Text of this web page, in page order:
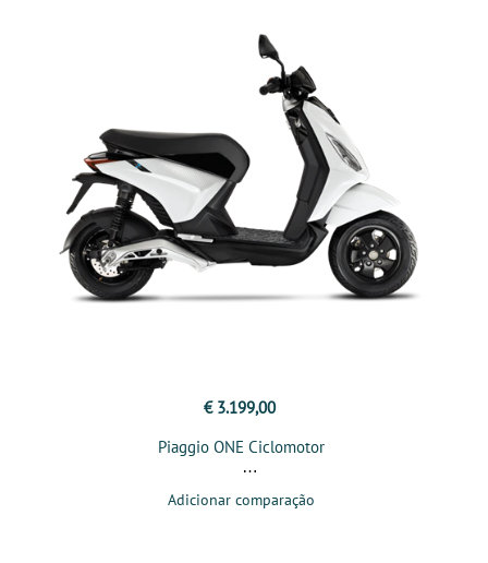
€ 3.199,00
Piaggio ONE Ciclomotor
Adicionar comparação